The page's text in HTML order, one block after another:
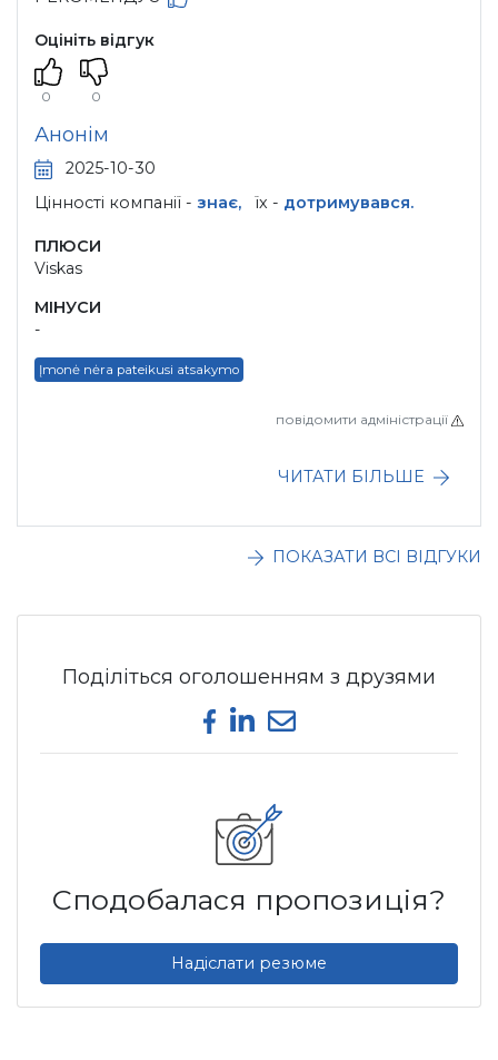
Анонім
2025-10-30
Цінності компанії - знає, їх - дотримувався.
ПЛЮСИ
Viskas
МІНУСИ
-
Įmonė nėra pateikusi atsakymo
Оцініть відгук
0 0
повідомити адміністрації
ЧИТАТИ БІЛЬШЕ
ПОКАЗАТИ ВСІ ВІДГУКИ
Поділіться оголошенням з друзями
Share on Facebook
Share on LinkedIn
Send email
Сподобалася пропозиція?
Надіслати резюме